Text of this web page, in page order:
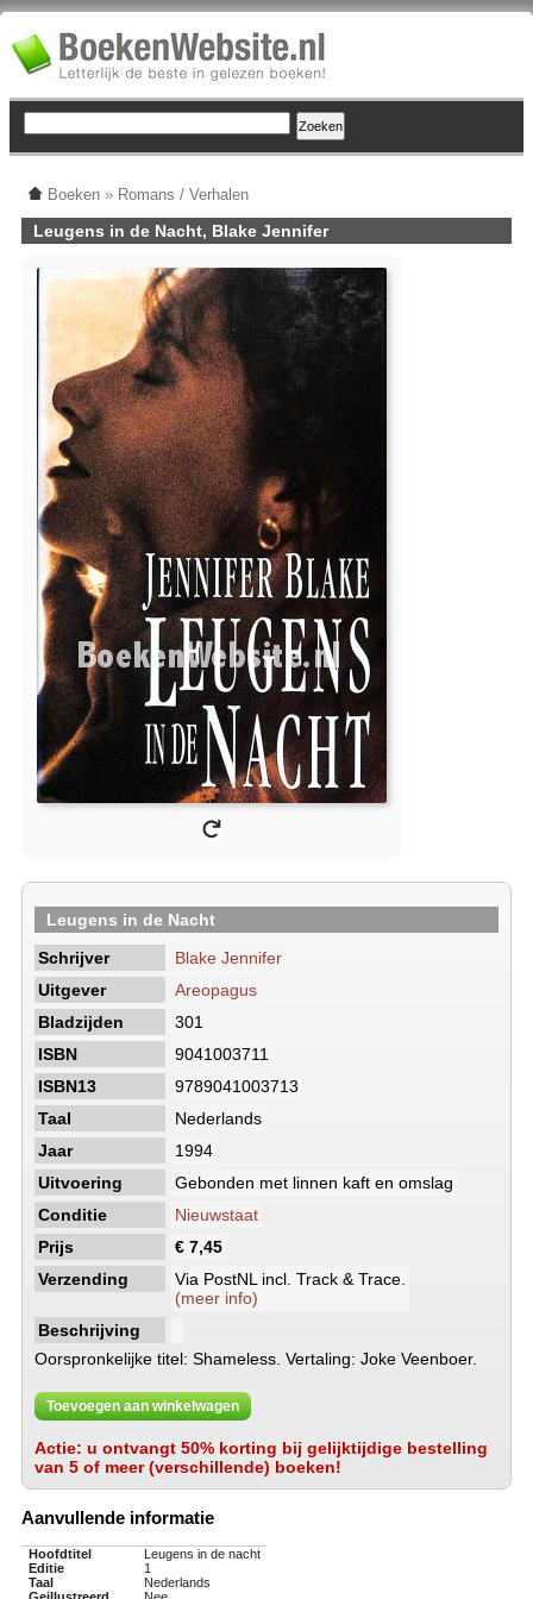
Boeken » Romans / Verhalen
Leugens in de Nacht, Blake Jennifer
Leugens in de Nacht
Schrijver
Blake Jennifer
Uitgever
Areopagus
Bladzijden
301
ISBN
9041003711
ISBN13
9789041003713
Taal
Nederlands
Jaar
1994
Uitvoering
Gebonden met linnen kaft en omslag
Conditie
Nieuwstaat
Prijs
€ 7,45
Verzending
Via PostNL incl. Track & Trace.
(meer info)
Beschrijving
Oorspronkelijke titel: Shameless. Vertaling: Joke Veenboer.
Toevoegen aan winkelwagen
Actie: u ontvangt 50% korting bij gelijktijdige bestelling
van 5 of meer (verschillende) boeken!
Aanvullende informatie
Hoofdtitel
Leugens in de nacht
Editie
1
Taal
Nederlands